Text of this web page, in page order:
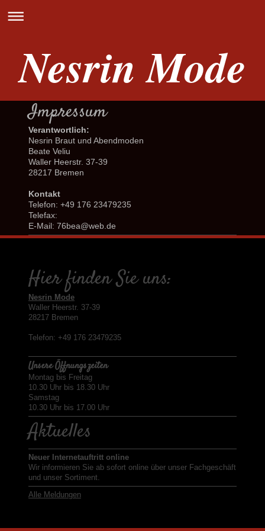
Nesrin Mode
Impressum
Verantwortlich:
Nesrin Braut und Abendmoden
Beate Veliu
Waller Heerstr. 37-39
28217 Bremen
Kontakt
Telefon: +49 176 23479235
Telefax:
E-Mail: 76bea@web.de
Hier finden Sie uns:
Nesrin Mode
Waller Heerstr. 37-39
28217 Bremen
Telefon: +49 176 23479235
Unsere Öffnungszeiten
Montag bis Freitag
10.30 Uhr bis 18.30 Uhr
Samstag
10.30 Uhr bis 17.00 Uhr
Aktuelles
Neuer Internetauftritt online
Wir informieren Sie ab sofort online über unser Fachgeschäft
und unser Sortiment.
Alle Meldungen